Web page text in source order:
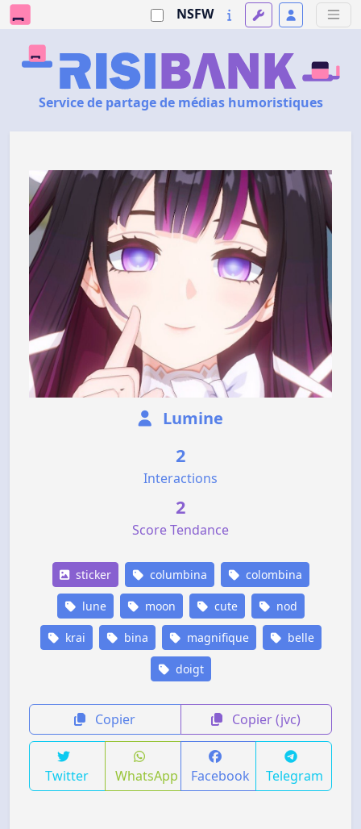
NSFW
Service de partage de médias humoristiques
Lumine
2
Interactions
2
Score Tendance
sticker columbina colombina
lune moon cute nod
krai bina magnifique belle
doigt
Copier Copier (jvc)
Twitter WhatsApp Facebook Telegram